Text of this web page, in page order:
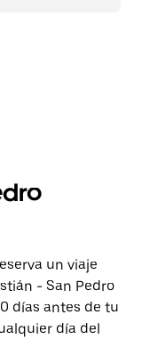
un viaje
- San Pedro
días antes de tu
día del